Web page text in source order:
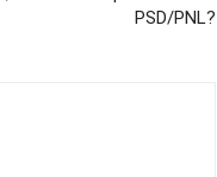
PSD/PNL?